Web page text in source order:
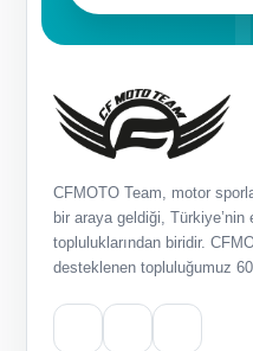
CFMOTO Team, motor
bir araya geldiği,
topluluklarından biridir.
desteklenen topluluğumuz